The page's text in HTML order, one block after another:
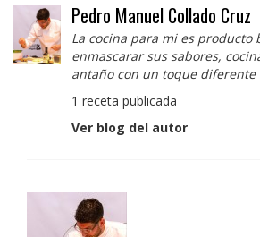
Pedro Manuel Collado Cruz
La cocina para mi es producto
enmascarar sus sabores,
antaño con un toque diferente
1 receta publicada
Ver blog del autor